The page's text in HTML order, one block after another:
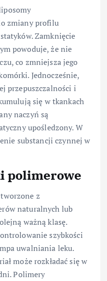
zmiany profilu
Zamknięcie
powoduje, że nie
co zmniejsza jego
Jednocześnie,
przepuszczalności i
się w tkankach
naczyń są
upośledzony. W
substancji czynnej w
polimerowe
z
naturalnych lub
ważną klasę.
szybkości
uwalniania leku.
może rozkładać się w
Polimery